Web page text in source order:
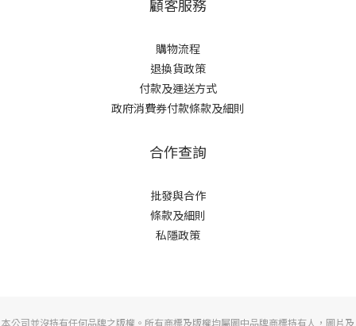
顧客服務
購物流程
退換貨政策
付款及運送方式
政府消費券付款條款及細則
合作查詢
批發與合作
條款及細則
私隱政策
本公司並沒持有任何品牌之版權。所有商標及版權均屬圖中品牌商標持有人，圖片及